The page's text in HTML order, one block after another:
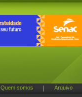
Quem somos Arquivo